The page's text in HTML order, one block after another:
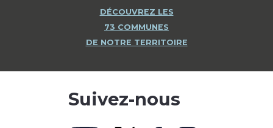
DÉCOUVREZ LES
73 COMMUNES
DE NOTRE TERRITOIRE
Suivez-nous